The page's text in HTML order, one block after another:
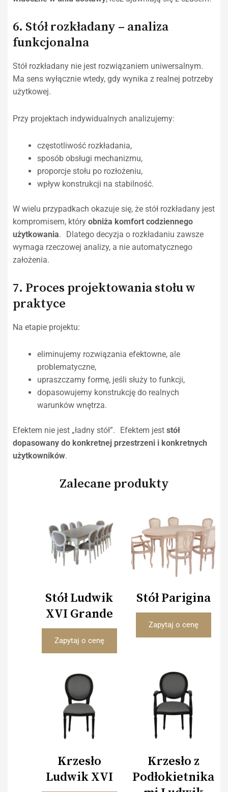
6. Stół rozkładany – analiza
funkcjonalna
Stół rozkładany nie jest rozwiązaniem uniwersalnym.
Ma sens wyłącznie wtedy, gdy wynika z realnej potrzeby
użytkowej.
Przy projektach indywidualnych analizujemy:
częstotliwość rozkładania,
sposób obsługi mechanizmu,
proporcje stołu po rozłożeniu,
wpływ konstrukcji na stabilność.
W wielu przypadkach okazuje się, że stół rozkładany jest
kompromisem, który obniża komfort codziennego
użytkowania. Dlatego decyzja o rozkładaniu zawsze
wymaga rzeczowej analizy, a nie automatycznego
założenia.
7. Proces projektowania stołu w
praktyce
Na etapie projektu:
eliminujemy rozwiązania efektowne, ale
problematyczne,
upraszczamy formę, jeśli służy to funkcji,
dopasowujemy konstrukcję do realnych
warunków wnętrza.
Efektem nie jest „ładny stół”. Efektem jest stół
dopasowany do konkretnej przestrzeni i konkretnych
użytkowników.
Zalecane produkty
Stół Ludwik
XVI Grande
Zapytaj o cenę
Stół Parigina
Zapytaj o cenę
Krzesło
Ludwik XVI
Krzesło z
Podłokietnika